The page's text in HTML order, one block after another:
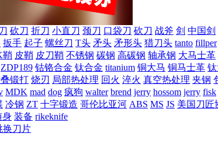
砍刀 折刀 小直刀 颈刀 口袋刀 砍刀 战斧 剑 中国剑
扳手 起子 螺丝刀 T头 矛头 矛形头 猎刀头 tanto fillper
鞘 皮鞘 皮刀鞘 不锈钢 碳钢 高碳钢 轴承钢 大马士革
ZDP189 钴铬合金 钛合金 titanium 铜大马 铜马士革
锻打 烧刃 局部热处理 回火 淬火 真空热处理 夹钢
MDK mad dog 疯狗 walter brend jerry hossom jerry fisk
冷钢 ZT 十字锻造 哥伦比亚河 ABS MS JS 美国刀匠
身 装备 rikeknife
换刀片